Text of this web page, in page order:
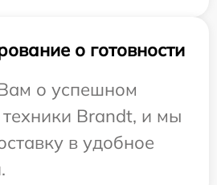
о готовности
о успешном
Brandt, и мы
в удобное